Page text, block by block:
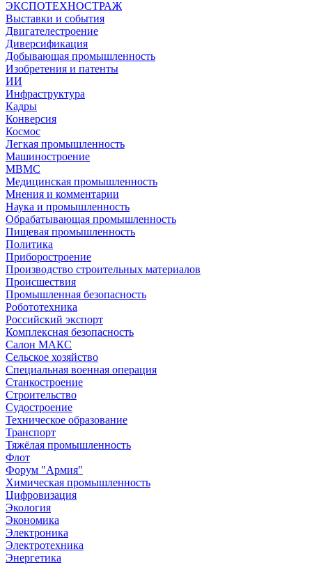
ЭКСПОТЕХНОСТРАЖ
Выставки и события
Двигателестроение
Диверсификация
Добывающая промышленность
Изобретения и патенты
ИИ
Инфраструктура
Кадры
Конверсия
Космос
Легкая промышленность
Машиностроение
МВМС
Медицинская промышленность
Мнения и комментарии
Наука и промышленность
Обрабатывающая промышленность
Пищевая промышленность
Политика
Приборостроение
Производство строительных материалов
Происшествия
Промышленная безопасность
Робототехника
Российский экспорт
Комплексная безопасность
Салон МАКС
Сельское хозяйство
Специальная военная операция
Станкостроение
Строительство
Судостроение
Техническое образование
Транспорт
Тяжёлая промышленность
Флот
Форум "Армия"
Химическая промышленность
Цифровизация
Экология
Экономика
Электроника
Электротехника
Энергетика